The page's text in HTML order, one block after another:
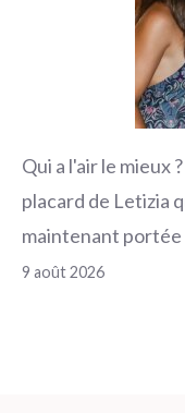
Qui a l'air le mieux
placard de Letizia
maintenant
9 août 2026